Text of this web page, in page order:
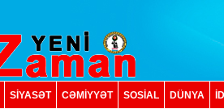
SİYASƏT CƏMİYYƏT SOSIAL DÜNYA